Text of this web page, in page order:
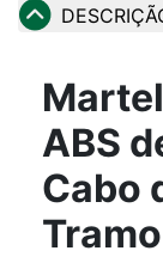
ABS
Cabo